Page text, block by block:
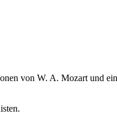
von W. A. Mozart und